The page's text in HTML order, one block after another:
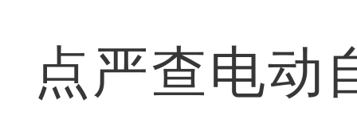
点严查电动